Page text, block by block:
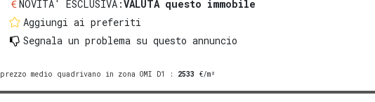
NOVITA' ESCLUSIVA:VALUTA questo immobile
Aggiungi ai preferiti
Segnala un problema su questo annuncio
prezzo medio quadrivano in zona OMI D1 : 2533 €/m²